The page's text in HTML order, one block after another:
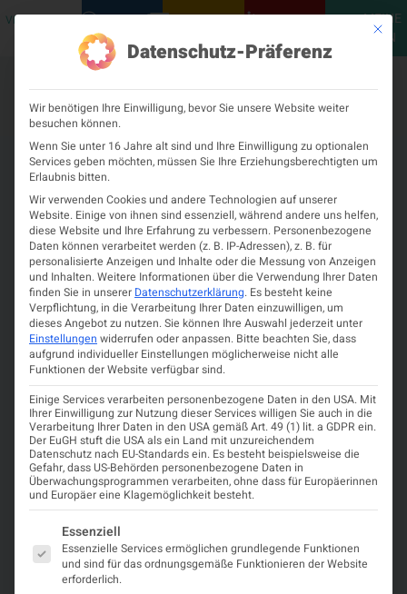
VERANSTALTUNGENPODCASTS NEUROLOGISCH KONTAKT
MEINE
ÖGN
Mit
Datenschutz-Präferenz
Wir benötigen Ihre Einwilligung, bevor Sie unsere Website weiter
besuchen können.
Wenn Sie unter 16 Jahre alt sind und Ihre Einwilligung zu optionalen
Services geben möchten, müssen Sie Ihre Erziehungsberechtigten um
Erlaubnis bitten.
Wir verwenden Cookies und andere Technologien auf unserer
Website. Einige von ihnen sind essenziell, während andere uns helfen,
diese Website und Ihre Erfahrung zu verbessern. Personenbezogene
Daten können verarbeitet werden (z. B. IP-Adressen), z. B. für
personalisierte Anzeigen und Inhalte oder die Messung von Anzeigen
und Inhalten.Weitere Informationen über die Verwendung Ihrer Daten
finden Sie in unserer Datenschutzerklärung. Es besteht keine
Verpflichtung, in die Verarbeitung Ihrer Daten einzuwilligen, um
dieses Angebot zu nutzen.Sie können Ihre Auswahl jederzeit unter
Einstellungen widerrufen oder anpassen. Bitte beachten Sie, dass
aufgrund individueller Einstellungen möglicherweise nicht alle
Funktionen der Website verfügbar sind.
Einige Services verarbeiten personenbezogene Daten in den USA. Mit
Ihrer Einwilligung zur Nutzung dieser Services willigen Sie auch in die
Verarbeitung Ihrer Daten in den USA gemäß Art. 49 (1) lit. a GDPR ein.
Der EuGH stuft die USA als ein Land mit unzureichendem
Datenschutz nach EU-Standards ein. Es besteht beispielsweise die
Gefahr, dass US-Behörden personenbezogene Daten in
Überwachungsprogrammen verarbeiten, ohne dass für Europäerinnen
und Europäer eine Klagemöglichkeit besteht.
Es folgt eine Liste der Service-Gruppen, für die eine
Essenziell
Essenzielle Services ermöglichen grundlegende Funktionen
und sind für das ordnungsgemäße Funktionieren der Website
erforderlich.